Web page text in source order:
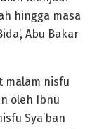
hingga masa
Abu Bakar
malam nisfu
oleh Ibnu
Sya’ban